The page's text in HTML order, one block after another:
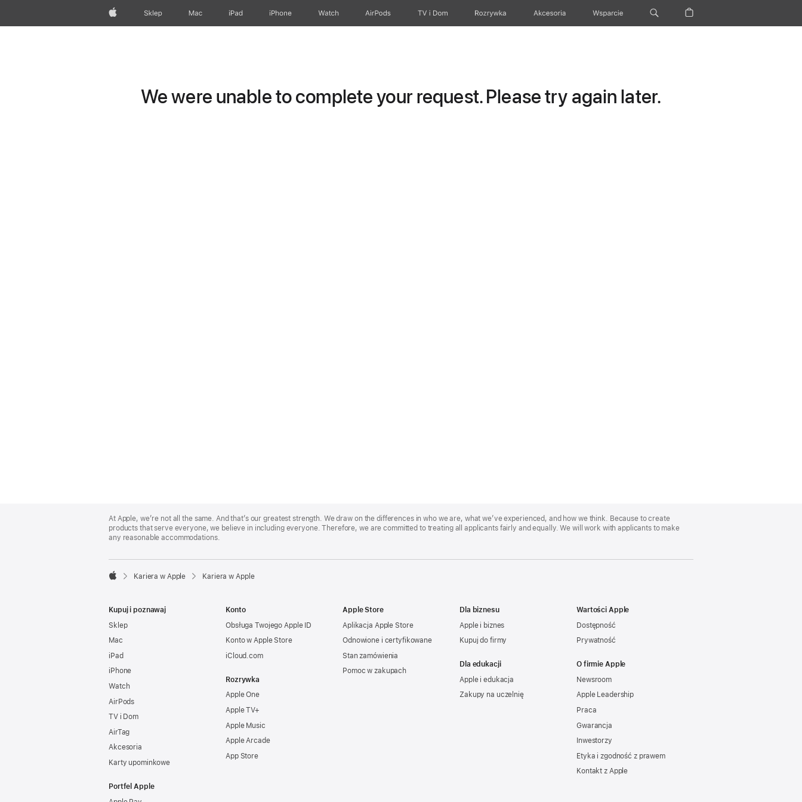
Apple Sklep Mac iPad iPhone Watch AirPods TV i Dom Rozrywka Akcesoria Wsparcie
We were unable to complete your request. Please try again later.
Footer
At Apple, we’re not all the same. And that’s our greatest strength. We draw on the differences in who we are, what we’ve experienced, and how we think. Because to create
products that serve everyone, we believe in including everyone. Therefore, we are committed to treating all applicants fairly and equally. We will work with applicants to make
any reasonable accommodations.

Kariera w Apple Kariera w Apple
Kupuj i poznawaj
Sklep
Mac
iPad
iPhone
Watch
AirPods
TV i Dom
AirTag
Akcesoria
Karty upominkowe
Portfel Apple
Konto
Obsługa Twojego Apple ID
Konto w Apple Store
iCloud.com
Rozrywka
Apple One
Apple TV+
Apple Music
Apple Arcade
App Store
Apple Store
Aplikacja Apple Store
Odnowione i certyfikowane
Stan zamówienia
Pomoc w zakupach
Dla biznesu
Apple i biznes
Kupuj do firmy
Dla edukacji
Apple i edukacja
Zakupy na uczelnię
Wartości Apple
Dostępność
Prywatność
O firmie Apple
Newsroom
Apple Leadership
Praca
Gwarancja
Inwestorzy
Etyka i zgodność z prawem
Kontakt z Apple